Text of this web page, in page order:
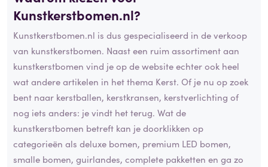
Kunstkerstbomen.nl?
Kunstkerstbomen.nl is dus gespecialiseerd in de verkoop
van kunstkerstbomen. Naast een ruim assortiment aan
kunstkerstbomen vind je op de website echter ook heel
wat andere artikelen in het thema Kerst. Of je nu op zoek
bent naar kerstballen, kerstkransen, kerstverlichting of
nog iets anders: je vindt het terug. Wat de
kunstkerstbomen betreft kan je doorklikken op
categorieën als deluxe bomen, premium LED bomen,
smalle bomen, guirlandes, complete pakketten en ga zo